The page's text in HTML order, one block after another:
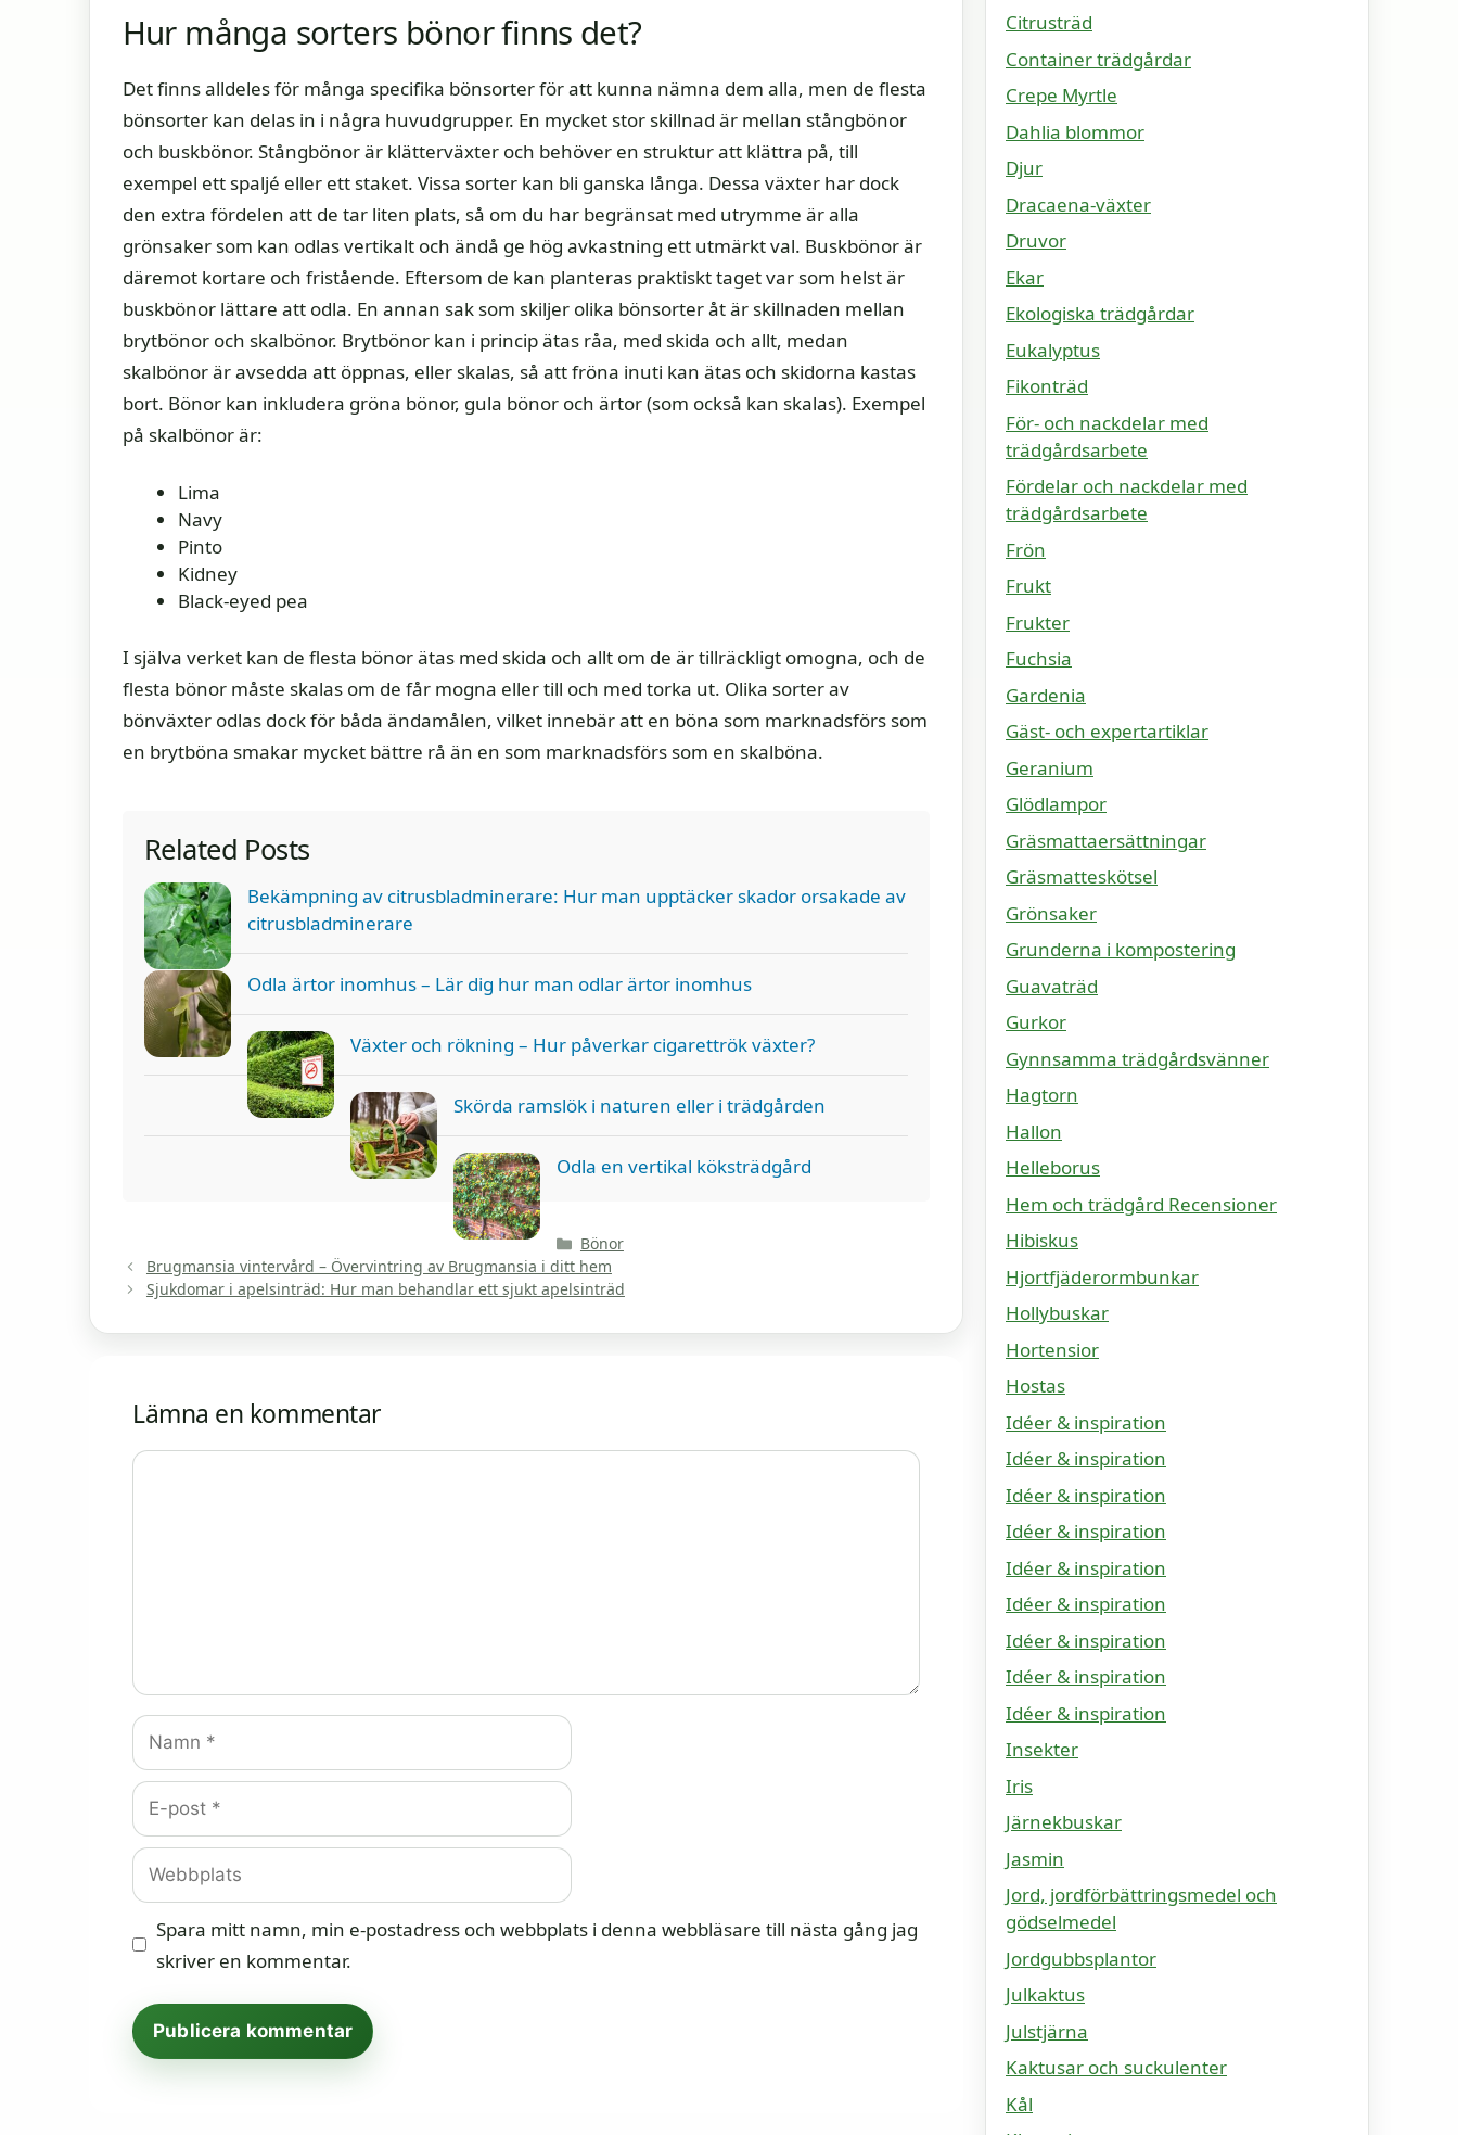
Hur många sorters bönor finns det?
Det finns alldeles för många specifika bönsorter för att kunna nämna dem alla, men de flesta
bönsorter kan delas in i några huvudgrupper. En mycket stor skillnad är mellan stångbönor
och buskbönor. Stångbönor är klätterväxter och behöver en struktur att klättra på, till
exempel ett spaljé eller ett staket. Vissa sorter kan bli ganska långa. Dessa växter har dock
den extra fördelen att de tar liten plats, så om du har begränsat med utrymme är alla
grönsaker som kan odlas vertikalt och ändå ge hög avkastning ett utmärkt val. Buskbönor är
däremot kortare och fristående. Eftersom de kan planteras praktiskt taget var som helst är
buskbönor lättare att odla. En annan sak som skiljer olika bönsorter åt är skillnaden mellan
brytbönor och skalbönor. Brytbönor kan i princip ätas råa, med skida och allt, medan
skalbönor är avsedda att öppnas, eller skalas, så att fröna inuti kan ätas och skidorna kastas
bort. Bönor kan inkludera gröna bönor, gula bönor och ärtor (som också kan skalas). Exempel
på skalbönor är:
Lima
Navy
Pinto
Kidney
Black-eyed pea
I själva verket kan de flesta bönor ätas med skida och allt om de är tillräckligt omogna, och de
flesta bönor måste skalas om de får mogna eller till och med torka ut. Olika sorter av
bönväxter odlas dock för båda ändamålen, vilket innebär att en böna som marknadsförs som
en brytböna smakar mycket bättre rå än en som marknadsförs som en skalböna.
Related Posts
Bekämpning av citrusbladminerare: Hur man upptäcker skador orsakade av
citrusbladminerare
Odla ärtor inomhus – Lär dig hur man odlar ärtor inomhus
Växter och rökning – Hur påverkar cigarettrök växter?
Skörda ramslök i naturen eller i trädgården
Odla en vertikal köksträdgård
Kategorier
Bönor
Brugmansia vintervård – Övervintring av Brugmansia i ditt hem
Sjukdomar i apelsinträd: Hur man behandlar ett sjukt apelsinträd
Lämna en kommentar
Kommentar
Namn
E-
post
Webbplats
Spara mitt namn, min e-postadress och webbplats i denna webbläsare till nästa gång jag
skriver en kommentar.
Citrusträd
Container trädgårdar
Crepe Myrtle
Dahlia blommor
Djur
Dracaena-växter
Druvor
Ekar
Ekologiska trädgårdar
Eukalyptus
Fikonträd
För- och nackdelar med
trädgårdsarbete
Fördelar och nackdelar med
trädgårdsarbete
Frön
Frukt
Frukter
Fuchsia
Gardenia
Gäst- och expertartiklar
Geranium
Glödlampor
Gräsmattaersättningar
Gräsmatteskötsel
Grönsaker
Grunderna i kompostering
Guavaträd
Gurkor
Gynnsamma trädgårdsvänner
Hagtorn
Hallon
Helleborus
Hem och trädgård Recensioner
Hibiskus
Hjortfjäderormbunkar
Hollybuskar
Hortensior
Hostas
Idéer & inspiration
Idéer & inspiration
Idéer & inspiration
Idéer & inspiration
Idéer & inspiration
Idéer & inspiration
Idéer & inspiration
Idéer & inspiration
Idéer & inspiration
Insekter
Iris
Järnekbuskar
Jasmin
Jord, jordförbättringsmedel och
gödselmedel
Jordgubbsplantor
Julkaktus
Julstjärna
Kaktusar och suckulenter
Kål